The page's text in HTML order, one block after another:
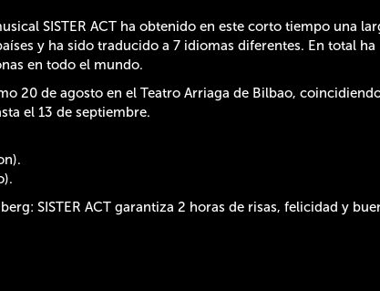
SISTER ACT ha obtenido en este corto tiempo una
y ha sido traducido a 7 idiomas diferentes. En total ha
en todo el mundo.
20 de agosto en el Teatro Arriaga de Bilbao,
el 13 de septiembre.
SISTER ACT garantiza 2 horas de risas, felicidad y